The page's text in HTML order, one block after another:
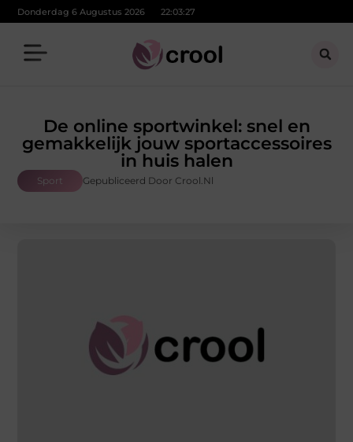
Donderdag 6 Augustus 2026 22:03:28
De online sportwinkel: snel en
gemakkelijk jouw sportaccessoires
in huis halen
Sport Gepubliceerd Door Crool.nl